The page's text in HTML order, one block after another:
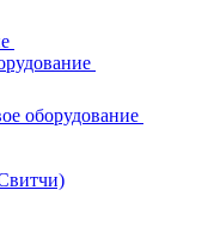
оборудование